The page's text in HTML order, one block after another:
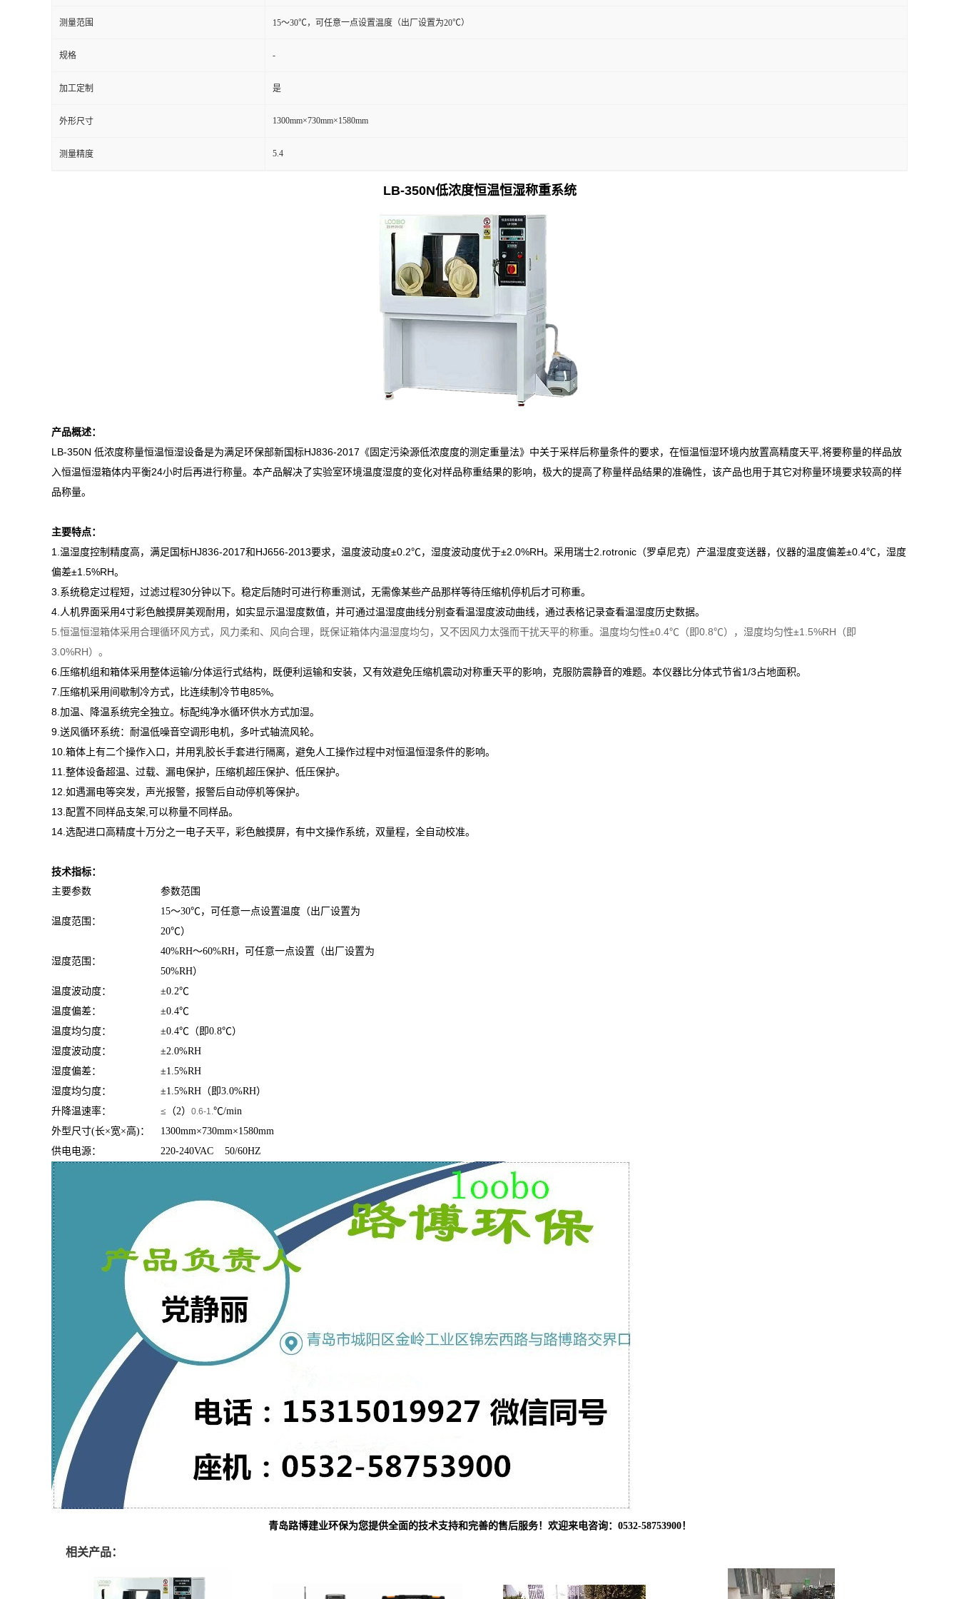
测量范围 15～30℃，可任意一点设置温度（出厂设置为20℃）
规格 -
加工定制 是
外形尺寸 1300mm×730mm×1580mm
测量精度 5.4
LB-350N低浓度恒温恒湿称重系统
产品概述：
LB-350N 低浓度称量恒温恒湿设备是为满足环保部新国标HJ836-2017《固定污染源低浓度度的测定重量法》中关于采样后称量条件的要求，在恒温恒湿环境内放置高精度天平,将要称量的样品放
入恒温恒湿箱体内平衡24小时后再进行称量。本产品解决了实验室环境温度湿度的变化对样品称重结果的影响，极大的提高了称量样品结果的准确性，该产品也用于其它对称量环境要求较高的样
品称量。
主要特点：
1.温湿度控制精度高，满足国标HJ836-2017和HJ656-2013要求，温度波动度±0.2℃，湿度波动度优于±2.0%RH。采用瑞士2.rotronic（罗卓尼克）产温湿度变送器，仪器的温度偏差±0.4℃，湿度
偏差±1.5%RH。
3.系统稳定过程短，过滤过程30分钟以下。稳定后随时可进行称重测试，无需像某些产品那样等待压缩机停机后才可称重。
4.人机界面采用4寸彩色触摸屏美观耐用，如实显示温湿度数值，并可通过温湿度曲线分别查看温湿度波动曲线，通过表格记录查看温湿度历史数据。
5.恒温恒湿箱体采用合理循环风方式，风力柔和、风向合理，既保证箱体内温湿度均匀，又不因风力太强而干扰天平的称重。温度均匀性±0.4℃（即0.8℃），湿度均匀性±1.5%RH（即
3.0%RH）。
6.压缩机组和箱体采用整体运输/分体运行式结构，既便利运输和安装，又有效避免压缩机震动对称重天平的影响，克服防震静音的难题。本仪器比分体式节省1/3占地面积。
7.压缩机采用间歇制冷方式，比连续制冷节电85%。
8.加温、降温系统完全独立。 标配纯净水循环供水方式加湿。
9.送风循环系统：耐温低噪音空调形电机，多叶式轴流风轮。
10.箱体上有二个操作入口，并用乳胶长手套进行隔离，避免人工操作过程中对恒温恒湿条件的影响。
11.整体设备超温、过载、漏电保护，压缩机超压保护、低压保护。
12.如遇漏电等突发，声光报警，报警后自动停机等保护。
13.配置不同样品支架,可以称量不同样品。
14.选配进口高精度十万分之一电子天平，彩色触摸屏，有中文操作系统，双量程，全自动校准。
技术指标：
主要参数 参数范围
温度范围：
15～30℃，可任意一点设置温度（出厂设置为
20℃）
湿度范围：
40%RH～60%RH，可任意一点设置（出厂设置为
50%RH）
温度波动度：
±0.2℃
温度偏差：
±0.4℃
温度均匀度：
±0.4℃（即0.8℃）
湿度波动度：
±2.0%RH
湿度偏差：
±1.5%RH
湿度均匀度：
±1.5%RH（即3.0%RH）
升降温速率：
≤（2） 0.6-1. ℃/min
外型尺寸(长×宽×高)：
1300mm×730mm×1580mm
供电电源：
220-240VAC 50/60HZ
青岛路博建业环保为您提供全面的技术支持和完善的售后服务！欢迎来电咨询：0532-58753900！
相关产品：